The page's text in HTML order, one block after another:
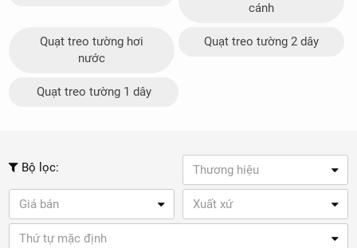
cánh
Quạt treo tường hơi
nước
Quạt treo tường 2 dây
Quạt treo tường 1 dây
Bộ lọc: Thương hiệu
Giá bán Xuất xứ
Thứ tự mặc định